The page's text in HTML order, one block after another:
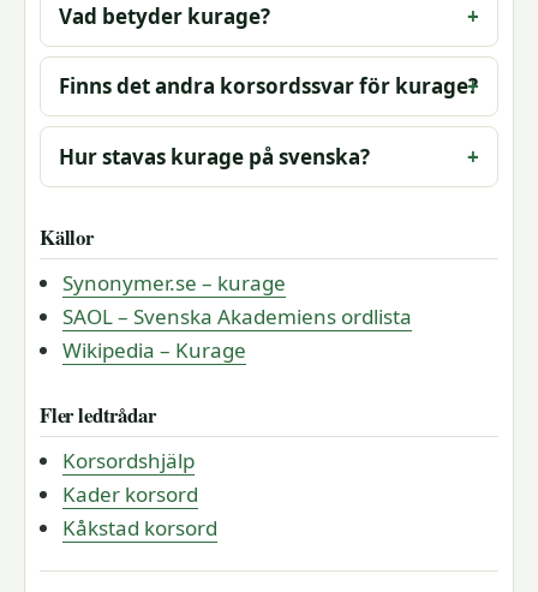
Vad betyder kurage?
Finns det andra korsordssvar för kurage?
Hur stavas kurage på svenska?
Källor
Synonymer.se – kurage
SAOL – Svenska Akademiens ordlista
Wikipedia – Kurage
Fler ledtrådar
Korsordshjälp
Kader korsord
Kåkstad korsord